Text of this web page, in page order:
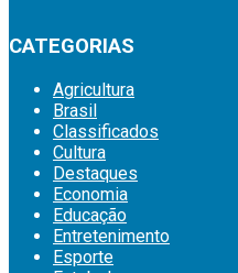
CATEGORIAS
Agricultura
Brasil
Classificados
Cultura
Destaques
Economia
Educação
Entretenimento
Esporte